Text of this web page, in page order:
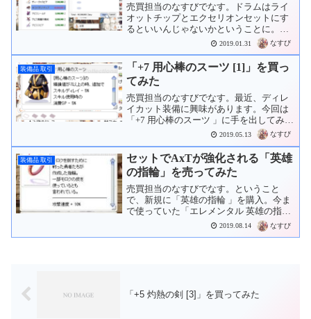
売買担当のなすびでなす。ドラムはライ
オットチップとエクセリオンセットにす
るといいんじゃないかということに。さ
っそく露店で見つけた「+6 ライオットチ
ップ 」を40Mzで購入。これで猫二匹
分。あと一匹分。
2019.01.31 なすび
装備品 取引
「+7 用心棒のスーツ [1]」を買っ
てみた
売買担当のなすびでなす。最近、ディレ
イカット装備に興味があります。今回は
「+7 用心棒のスーツ 」に手を出してみま
す。チャットを出していたものの不覚に
も寝てしまいました･･･Zzz寝てまし
た･･･Zzz次の日の夕方、何度かWisをし
てみまし...
2019.05.13 なすび
装備品 取引
セットでAxTが強化される「英雄
の指輪」を売ってみた
売買担当のなすびでなす。ということ
で、新規に「英雄の指輪 」を購入。今ま
で使っていた「エレメンタル 英雄の指輪
」は売ることにしました。Noatunで
80Kz（80Mz）で出したところ、売れま
2019.08.14 なすび
「+5 灼熱の剣 [3]」を買ってみた